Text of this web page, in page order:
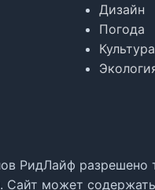
Дизайн
Погода
Культура
РидЛайф разрешено
Сайт может